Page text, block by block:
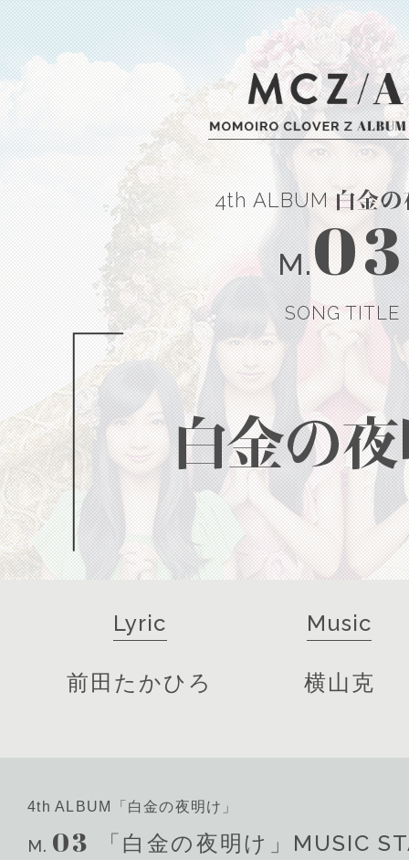
4th ALBUM
M.03
SONG TITLE
Lyric
前田たかひろ
Music
横山克
4th ALBUM「白金の夜明け」
M. 03 「白金の夜明け」 MUSIC